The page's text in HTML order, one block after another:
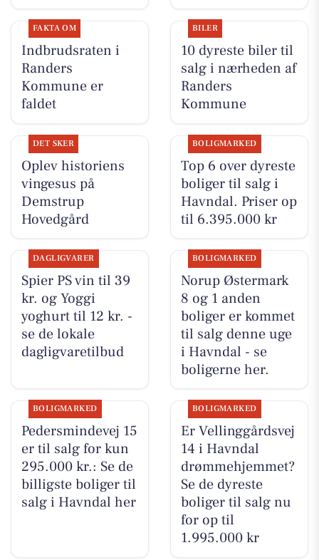
FAKTA OM
Indbrudsraten i
Randers
Kommune er
faldet
BILER
10 dyreste biler til
salg i nærheden af
Randers
Kommune
DET SKER
Oplev historiens
vingesus på
Demstrup
Hovedgård
BOLIGMARKED
Top 6 over dyreste
boliger til salg i
Havndal. Priser op
til 6.395.000 kr
DAGLIGVARER
Spier PS vin til 39
kr. og Yoggi
yoghurt til 12 kr. -
se de lokale
dagligvaretilbud
BOLIGMARKED
Norup Østermark
8 og 1 anden
boliger er kommet
til salg denne uge
i Havndal - se
boligerne her.
BOLIGMARKED
Pedersmindevej 15
er til salg for kun
295.000 kr.: Se de
billigste boliger til
salg i Havndal her
BOLIGMARKED
Er Vellinggårdsvej
14 i Havndal
drømmehjemmet?
Se de dyreste
boliger til salg nu
for op til
1.995.000 kr